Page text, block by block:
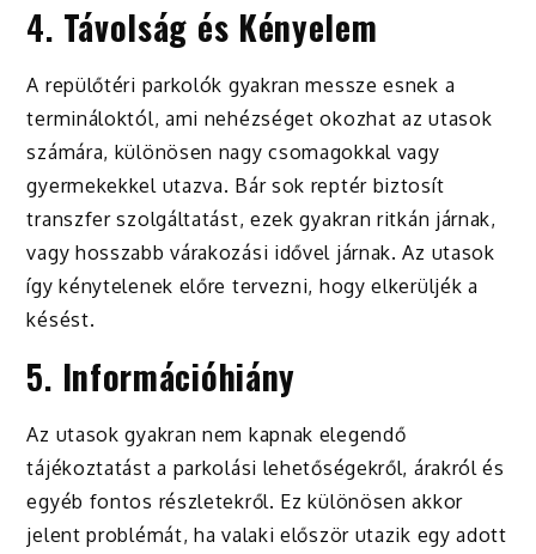
4. Távolság és Kényelem
A repülőtéri parkolók gyakran messze esnek a
termináloktól, ami nehézséget okozhat az utasok
számára, különösen nagy csomagokkal vagy
gyermekekkel utazva. Bár sok reptér biztosít
transzfer szolgáltatást, ezek gyakran ritkán járnak,
vagy hosszabb várakozási idővel járnak. Az utasok
így kénytelenek előre tervezni, hogy elkerüljék a
késést.
5. Információhiány
Az utasok gyakran nem kapnak elegendő
tájékoztatást a parkolási lehetőségekről, árakról és
egyéb fontos részletekről. Ez különösen akkor
jelent problémát, ha valaki először utazik egy adott